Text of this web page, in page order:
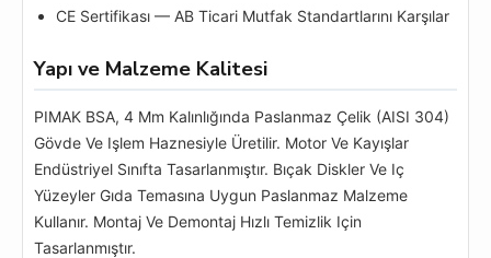
CE Sertifikası — AB Ticari Mutfak Standartlarını Karşılar
Yapı ve Malzeme Kalitesi
PIMAK BSA, 4 Mm Kalınlığında Paslanmaz Çelik (AISI 304)
Gövde Ve Işlem Haznesiyle Üretilir. Motor Ve Kayışlar
Endüstriyel Sınıfta Tasarlanmıştır. Bıçak Diskler Ve Iç
Yüzeyler Gıda Temasına Uygun Paslanmaz Malzeme
Kullanır. Montaj Ve Demontaj Hızlı Temizlik Için
Tasarlanmıştır.